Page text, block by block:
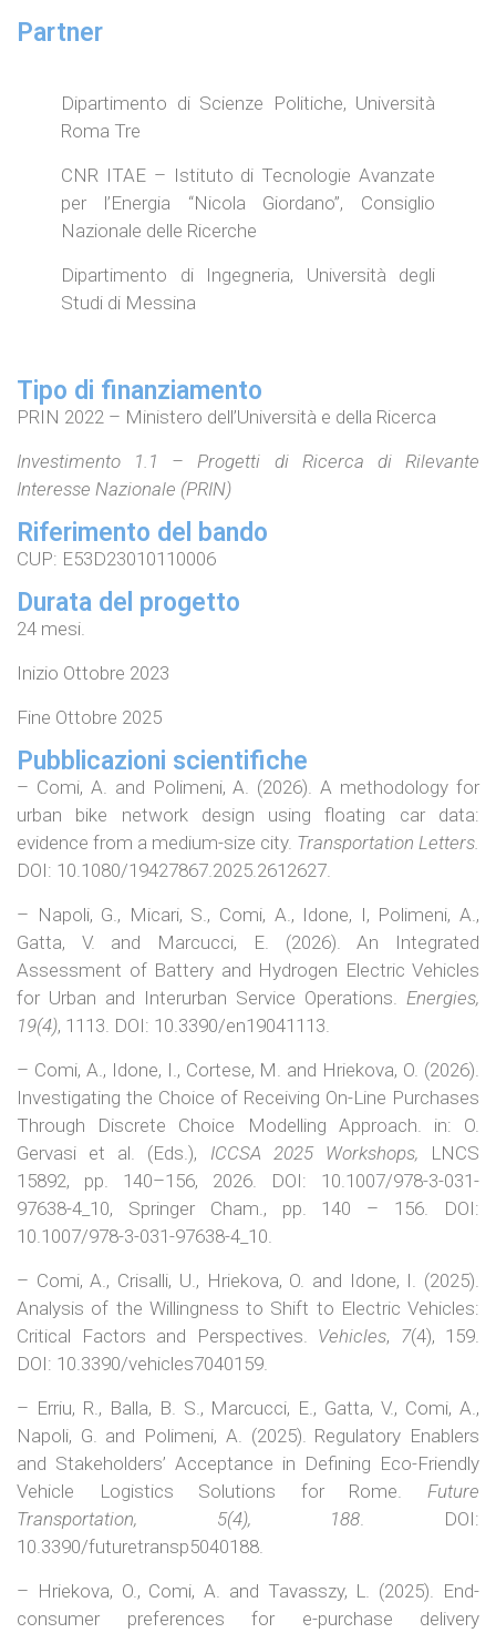
Partner
Dipartimento di Scienze Politiche, Università
Roma Tre
CNR ITAE – Istituto di Tecnologie Avanzate
per l’Energia “Nicola Giordano”, Consiglio
Nazionale delle Ricerche
Dipartimento di Ingegneria, Università degli
Studi di Messina
Tipo di finanziamento
PRIN 2022 – Ministero dell’Università e della Ricerca
Investimento 1.1 – Progetti di Ricerca di Rilevante
Interesse Nazionale (PRIN)
Riferimento del bando
CUP: E53D23010110006
Durata del progetto
24 mesi.
Inizio Ottobre 2023
Fine Ottobre 2025
Pubblicazioni scientifiche
– Comi, A. and Polimeni, A. (2026). A methodology for
urban bike network design using floating car data:
evidence from a medium-size city. Transportation Letters.
DOI: 10.1080/19427867.2025.2612627.
– Napoli, G., Micari, S., Comi, A., Idone, I, Polimeni, A.,
Gatta, V. and Marcucci, E. (2026). An Integrated
Assessment of Battery and Hydrogen Electric Vehicles
for Urban and Interurban Service Operations. Energies,
19(4), 1113. DOI: 10.3390/en19041113.
– Comi, A., Idone, I., Cortese, M. and Hriekova, O. (2026).
Investigating the Choice of Receiving On-Line Purchases
Through Discrete Choice Modelling Approach. in: O.
Gervasi et al. (Eds.), ICCSA 2025 Workshops, LNCS
15892, pp. 140–156, 2026. DOI: 10.1007/978-3-031-
97638-4_10, Springer Cham., pp. 140 – 156. DOI:
10.1007/978-3-031-97638-4_10.
– Comi, A., Crisalli, U., Hriekova, O. and Idone, I. (2025).
Analysis of the Willingness to Shift to Electric Vehicles:
Critical Factors and Perspectives. Vehicles, 7(4), 159.
DOI: 10.3390/vehicles7040159.
– Erriu, R., Balla, B. S., Marcucci, E., Gatta, V., Comi, A.,
Napoli, G. and Polimeni, A. (2025). Regulatory Enablers
and Stakeholders’ Acceptance in Defining Eco-Friendly
Vehicle Logistics Solutions for Rome. Future
Transportation, 5(4), 188 . DOI:
10.3390/futuretransp5040188.
– Hriekova, O., Comi, A. and Tavasszy, L. (2025). End-
consumer preferences for e-purchase delivery